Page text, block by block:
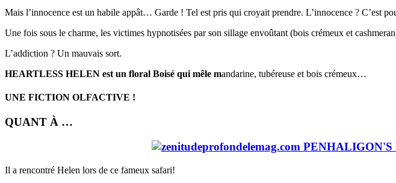
Mais l’innocence est un habile appât… Garde ! Tel est pris qui croyait prendre. L’innocence ? C’est
Une fois sous le charme, les victimes hypnotisées par son sillage envoûtant (bois crémeux et
L’addiction ? Un mauvais sort.
HEARTLESS HELEN est un floral Boisé qui mêle mandarine, tubéreuse et bois crémeux…
UNE FICTION OLFACTIVE !
QUANT À …
Il a rencontré Helen lors de ce fameux safari!